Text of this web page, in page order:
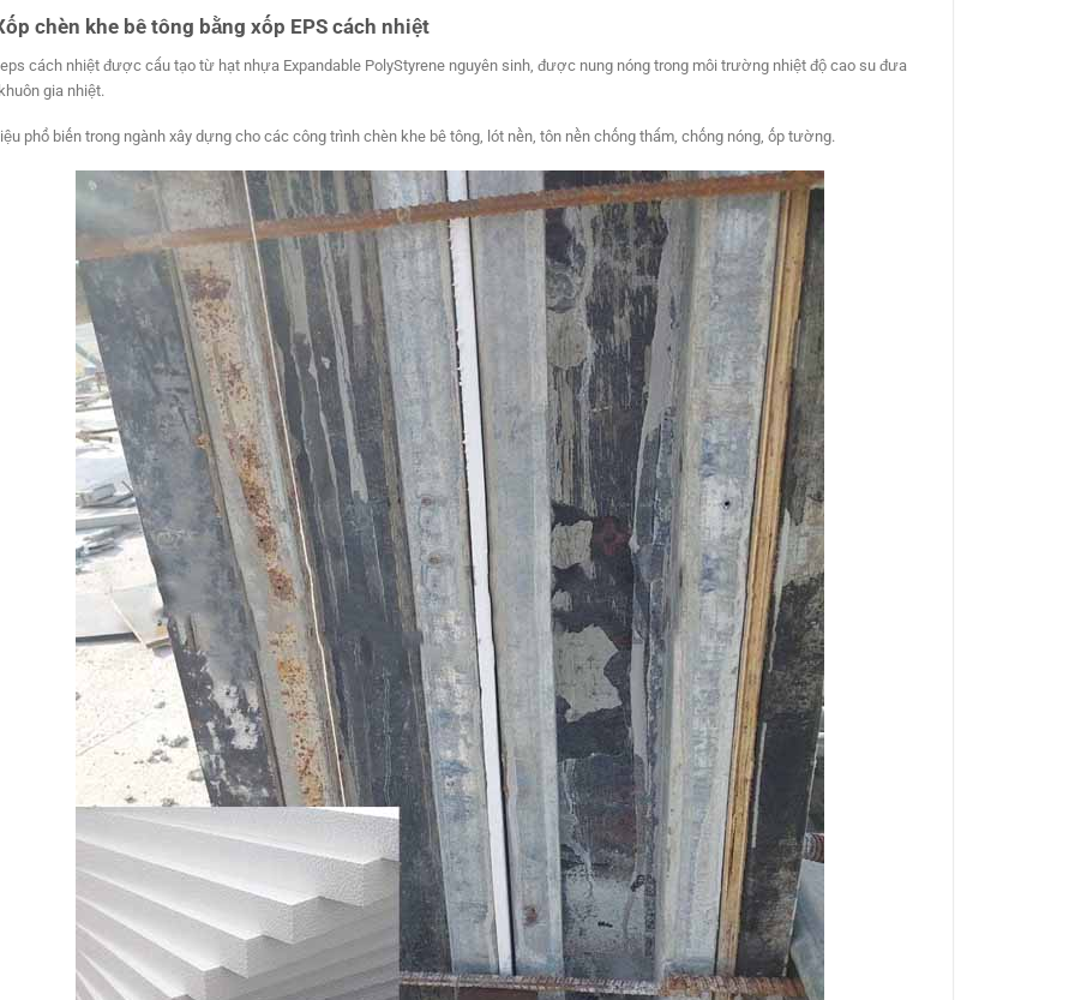
chèn khe bê tông bằng xốp EPS cách nhiệt
cách nhiệt được cấu tạo từ hạt nhựa Expandable PolyStyrene nguyên sinh, được nung nóng trong môi trường nhiệt độ cao su đưa
gia nhiệt.
phổ biến trong ngành xây dựng cho các công trình chèn khe bê tông, lót nền, tôn nền chống thấm, chống nóng, ốp tường.